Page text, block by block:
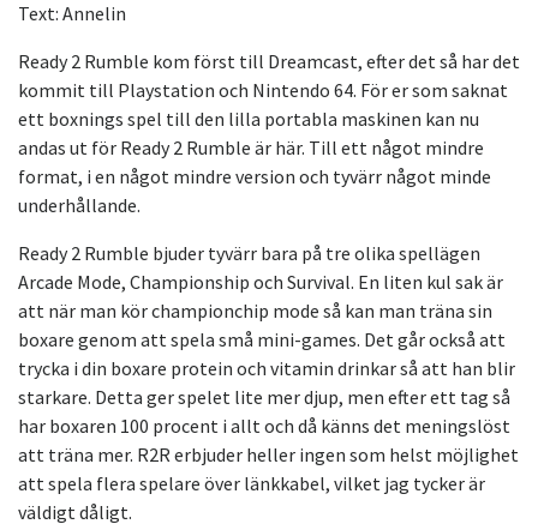
Text: Annelin
Ready 2 Rumble kom först till Dreamcast, efter det så har det
kommit till Playstation och Nintendo 64. För er som saknat
ett boxnings spel till den lilla portabla maskinen kan nu
andas ut för Ready 2 Rumble är här. Till ett något mindre
format, i en något mindre version och tyvärr något minde
underhållande.
Ready 2 Rumble bjuder tyvärr bara på tre olika spellägen
Arcade Mode, Championship och Survival. En liten kul sak är
att när man kör championchip mode så kan man träna sin
boxare genom att spela små mini-games. Det går också att
trycka i din boxare protein och vitamin drinkar så att han blir
starkare. Detta ger spelet lite mer djup, men efter ett tag så
har boxaren 100 procent i allt och då känns det meningslöst
att träna mer. R2R erbjuder heller ingen som helst möjlighet
att spela flera spelare över länkkabel, vilket jag tycker är
väldigt dåligt.